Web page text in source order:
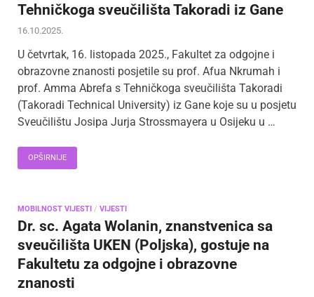
Tehničkoga sveučilišta Takoradi iz Gane
16.10.2025.
U četvrtak, 16. listopada 2025., Fakultet za odgojne i
obrazovne znanosti posjetile su prof. Afua Nkrumah i
prof. Amma Abrefa s Tehničkoga sveučilišta Takoradi
(Takoradi Technical University) iz Gane koje su u posjetu
Sveučilištu Josipa Jurja Strossmayera u Osijeku u …
OPŠIRNIJE
MOBILNOST VIJESTI / VIJESTI
Dr. sc. Agata Wolanin, znanstvenica sa
sveučilišta UKEN (Poljska), gostuje na
Fakultetu za odgojne i obrazovne
znanosti